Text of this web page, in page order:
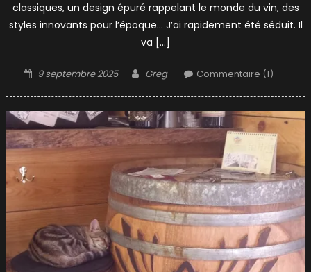
classiques, un design épuré rappelant le monde du vin, des
styles innovants pour l’époque… J’ai rapidement été séduit. Il
va […]
Posted
9 septembre 2025 Author
Greg Commentaire (1)